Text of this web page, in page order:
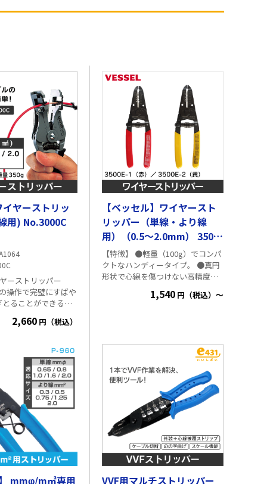
イヤーストリッ
用) No.3000C
ーストリッパー
とることができる。
、自動車の電気回
ストリップゲージ
/ 3.5mm² /
全長 170mm 重量 350g
2,660 円（税込）
【ベッセル】ワイヤースト
リッパー（単線・より線
用）（0.5～2.0mm） 3500-
E1
【特徴】 ●軽量（100g）でコンパ
クトなハンディータイプ。 ●真円
形状で心線を傷つけない高精度ブ
砥石研磨により、高精度のはく離
1,540 円（税込）～
】 mmφ/m㎡専用
VVF用マルチストリッパー